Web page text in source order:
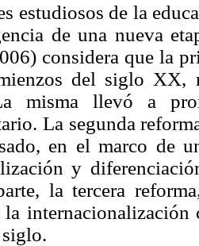
estudiosos de la
de una nueva
considera que la
del siglo XX,
misma llevó a
La segunda
en el marco de
y
la tercera
la
siglo.